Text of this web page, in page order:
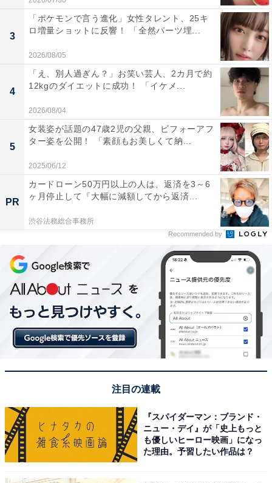
3
「ポケモンで言う進化」女性タレント、25キ
ロ増量ショットに反響！ 「全然パーツ埋...
2026/08/05
4
「え、別人過ぎん？」お笑い芸人、2カ月で約
12kgのダイエットに成功！ 「イケメ...
2026/08/04
5
女装姿が話題の47歳2児の父親、ビフォーアフ
ター姿を公開！ 「素顔もお美しくて納...
2025/06/12
PR
カードローン50万円以上の人は、返済を3～6
ヶ月停止して『大幅に減額してから返済...
渋谷法務総合事務所
Recommended by
注目の連載
『スパイダーマン：ブランド・
ニュー・デイ』が「史上もっと
も優しいヒーロー映画」になっ
た理由。予習したい作品は？